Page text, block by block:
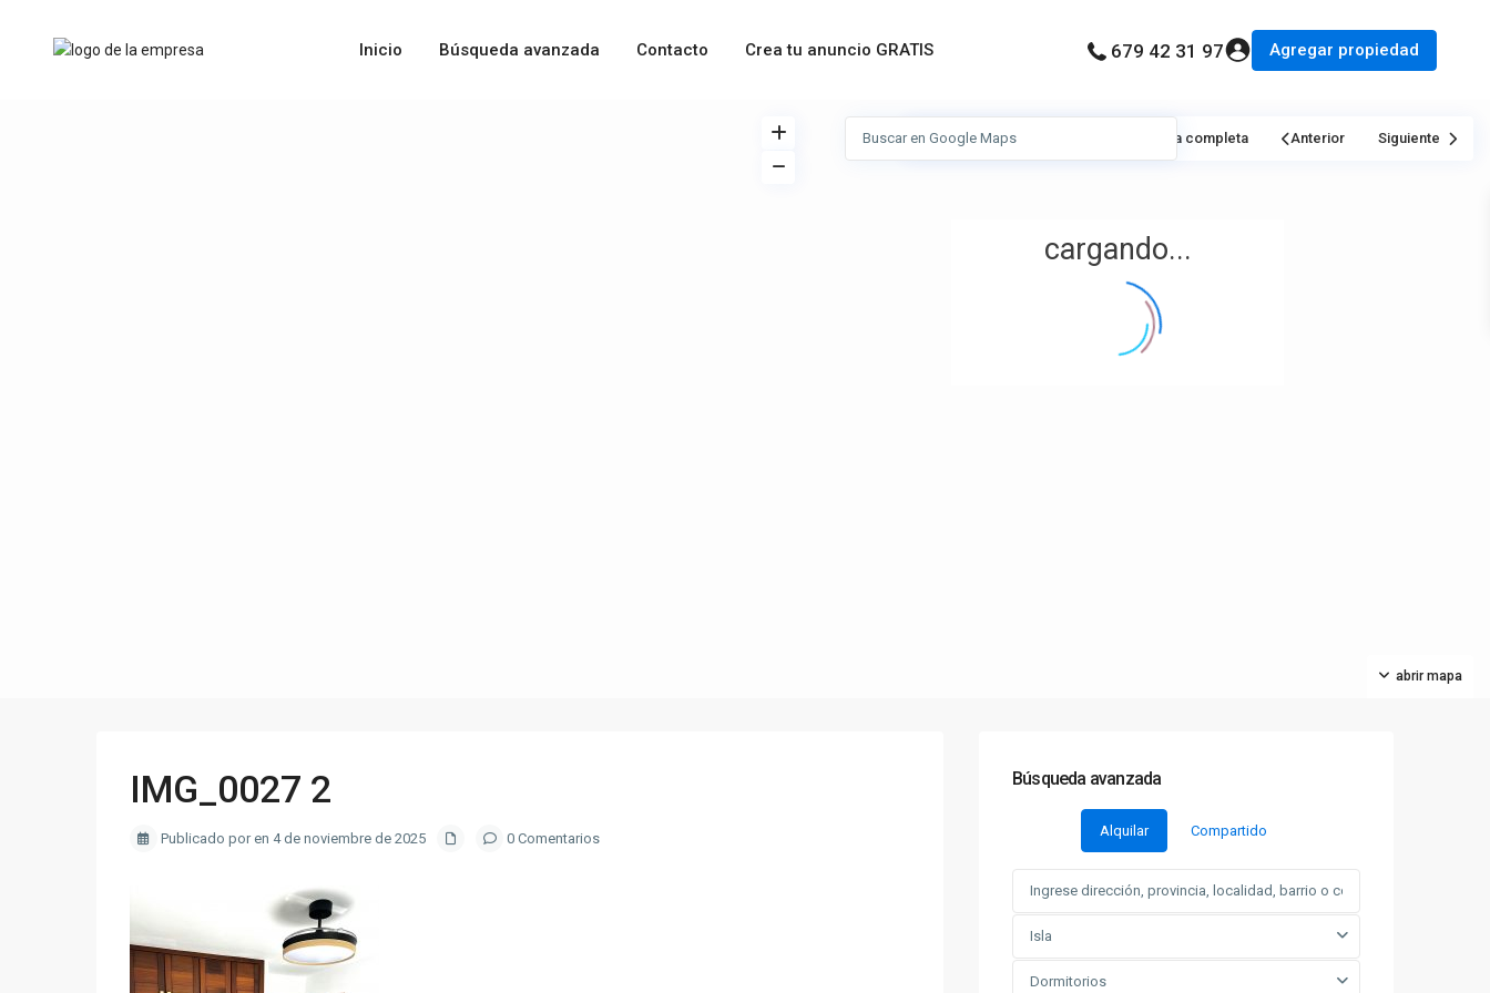
Inicio Búsqueda avanzada Contacto Crea tu anuncio GRATIS 679 42 31 97 Agregar propiedad
cargando...
abrir mapa
Ver Mi Ubicación Pantalla completa Anterior Siguiente
IMG_0027 2
Publicado por en 4 de noviembre de 2025 0 Comentarios
Búsqueda avanzada
Alquilar Compartido
Isla
Dormitorios